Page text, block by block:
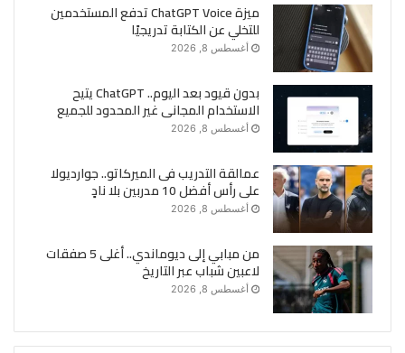
ميزة ChatGPT Voice تدفع المستخدمين
للتخلي عن الكتابة تدريجيًا
أغسطس 8, 2026
بدون قيود بعد اليوم.. ChatGPT يتيح
الاستخدام المجانى غير المحدود للجميع
أغسطس 8, 2026
عمالقة التدريب فى الميركاتو.. جوارديولا
على رأس أفضل 10 مدربين بلا نادٍ
أغسطس 8, 2026
من مبابي إلى ديوماندي.. أغلى 5 صفقات
لاعبين شباب عبر التاريخ
أغسطس 8, 2026